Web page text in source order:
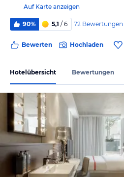
Auf Karte anzeigen
90% 5,1 / 6 72 Bewertungen
Bewerten Hochladen
Hotelübersicht Bewertungen